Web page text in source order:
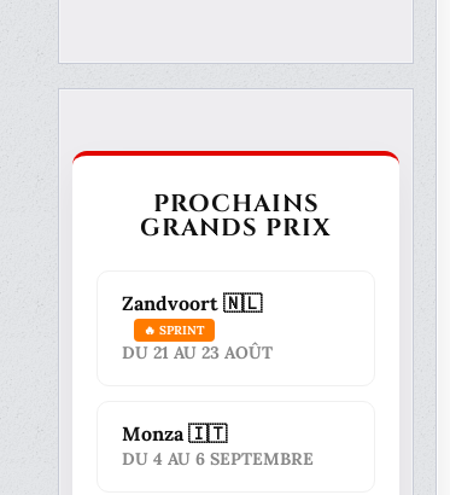
PROCHAINS
GRANDS PRIX
Zandvoort 🇳🇱
🔥 SPRINT
DU 21 AU 23 AOÛT
Monza 🇮🇹
DU 4 AU 6 SEPTEMBRE